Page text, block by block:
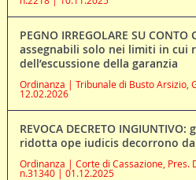
PEGNO IRREGOLARE SU CONTO
assegnabili solo nei limiti in cui
dell’escussione della garanzia
Ordinanza | Tribunale di Busto Arsizio,
12.02.2026
REVOCA DECRETO
ridotta ope iudicis decorrono
Ordinanza | Corte di Cassazione, Pres.
n.31340 | 01.12.2025